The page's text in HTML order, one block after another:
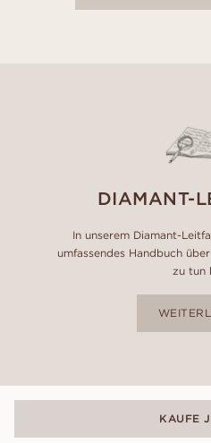
DIAMANT-
In unserem Diamant-
umfassendes Handbuch
zu tun
KAUFE